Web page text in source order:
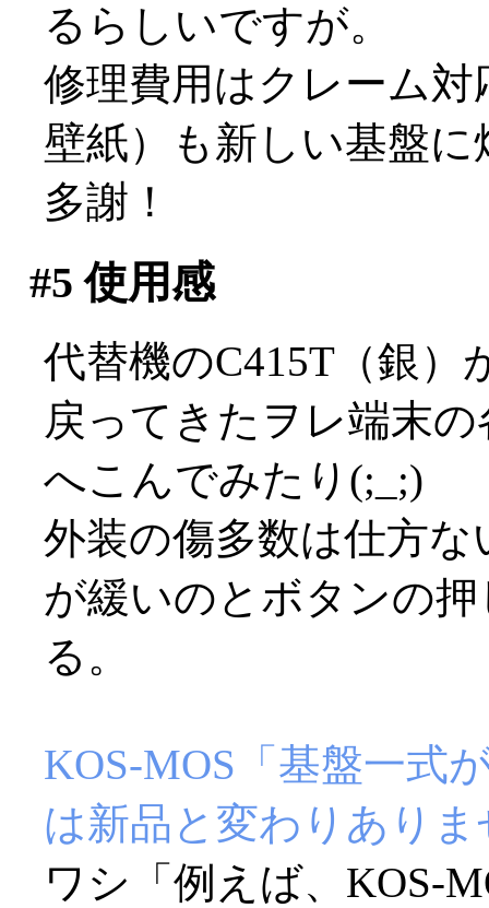
るらしいですが。
修理費用はクレーム
壁紙）も新しい基盤
多謝！
#5 使用感
代替機のC415T（銀）
戻ってきたヲレ端末
へこんでみたり(;_;)
外装の傷多数は仕方
が緩いのとボタンの
る。
KOS-MOS「基盤一式
は新品と変わりあり
ワシ「例えば、KOS-